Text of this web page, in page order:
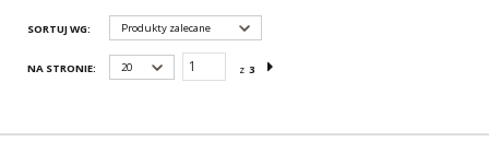
SORTUJ WG: Produkty zalecane
NA STRONIE: 20 z 3